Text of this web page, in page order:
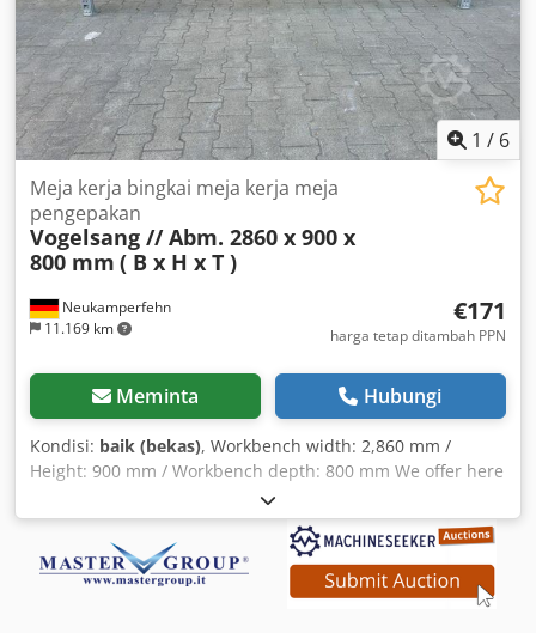
1 / 6
Neukamperfehn
11.169 km
Meja kerja bingkai meja kerja meja
pengepakan
Vogelsang // Abm. 2860 x 900 x
800 mm ( B x H x T )
€171
harga tetap ditambah PPN
Meminta Hubungi
Kondisi: baik (bekas), Workbench width: 2,860 mm /
Height: 900 mm / Workbench depth: 800 mm We offer here
a used workbench frame from manufacturer Vogelsang for
sale. Technical data for the workbench frame:
Manufacturer: Vogelsang Model: NS Scope of delivery
includes: 02x workbench stands, new Material color:
sendzimir galvanized Stand height: 900 mm Stand depth: